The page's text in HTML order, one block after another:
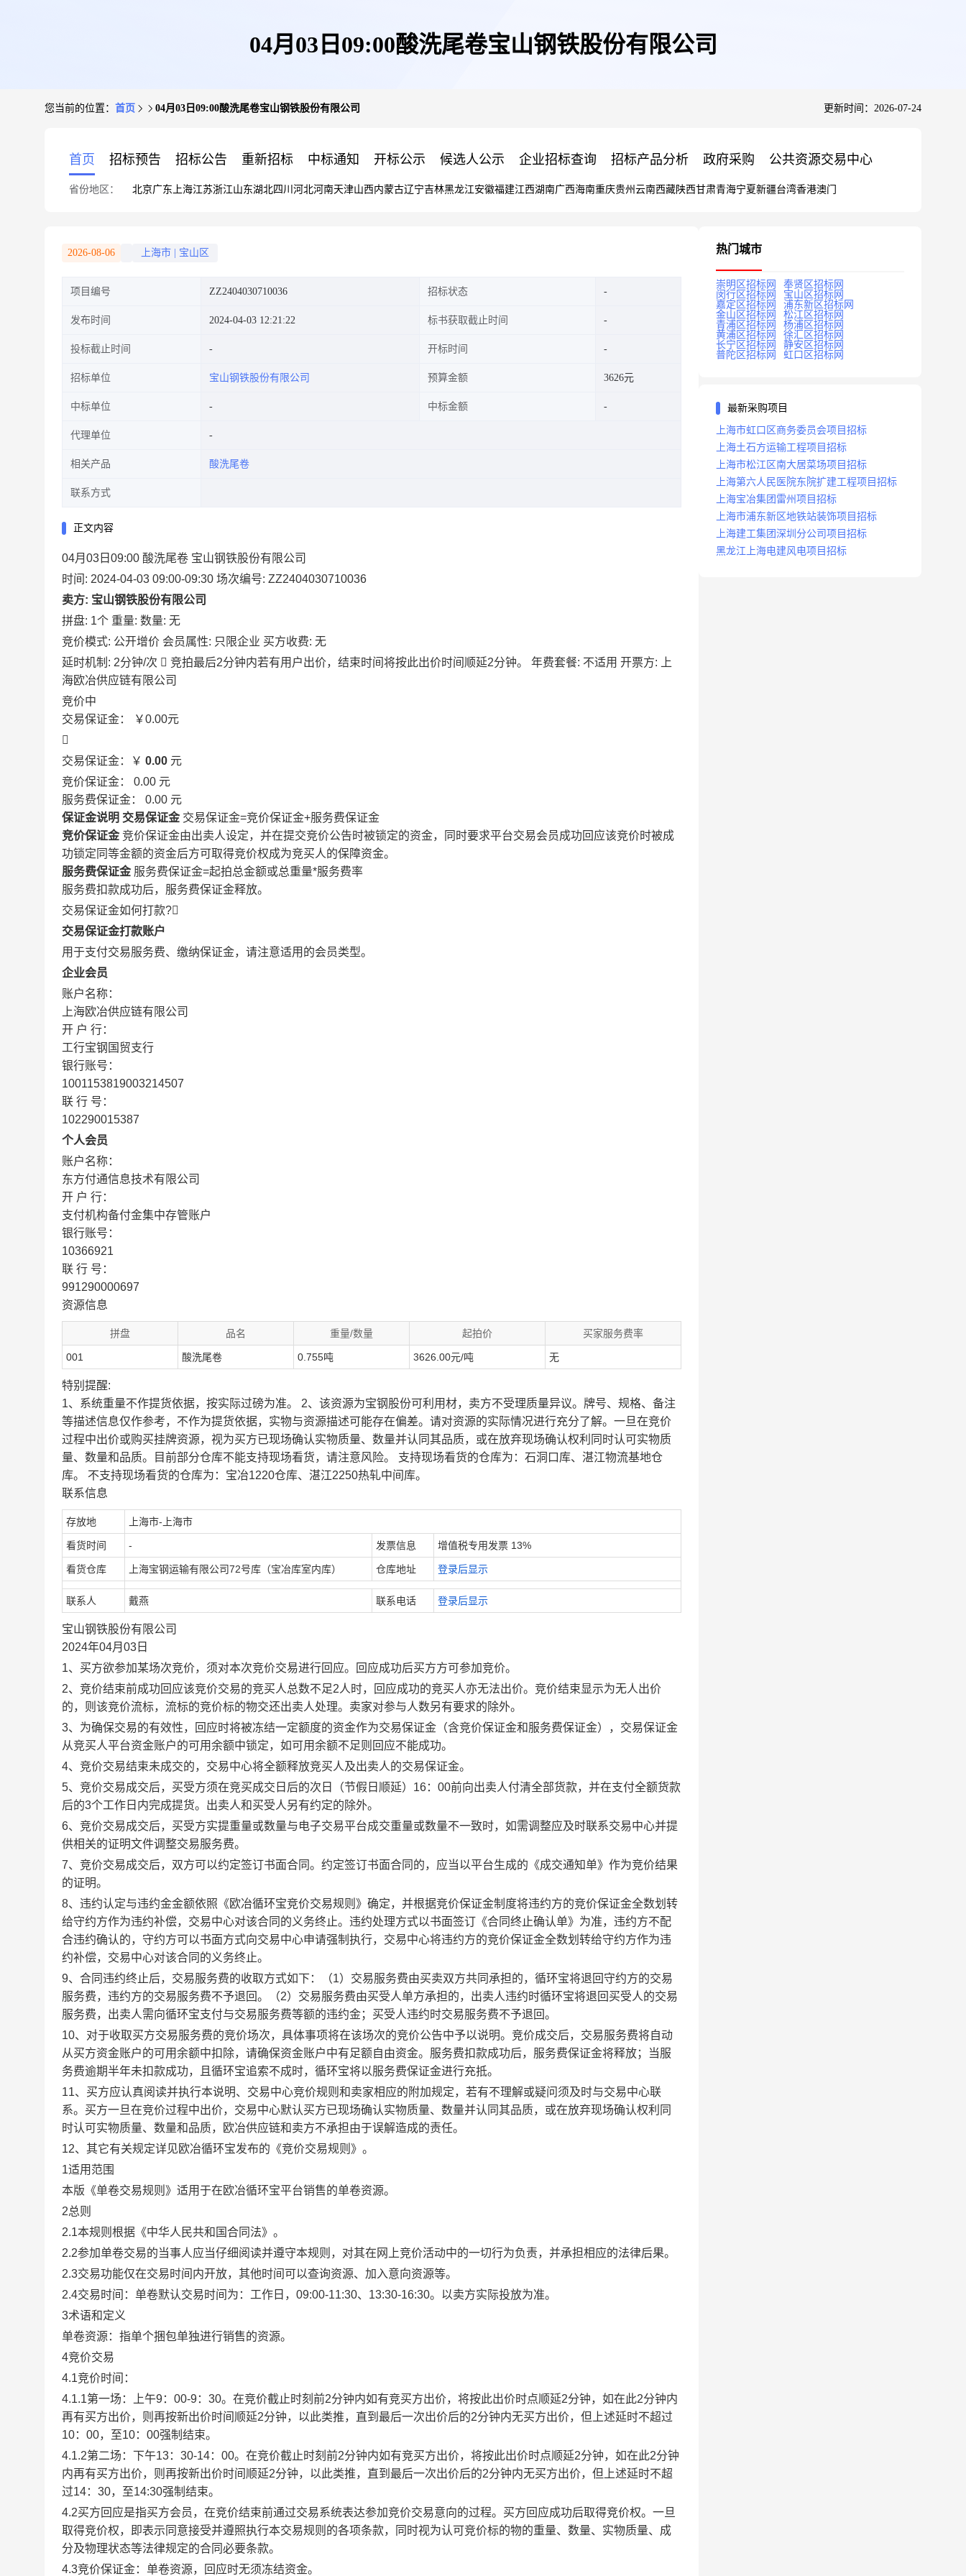
04月03日09:00酸洗尾卷宝山钢铁股份有限公司
您当前的位置： 首页 04月03日09:00酸洗尾卷宝山钢铁股份有限公司 更新时间：2026-07-24
首页 招标预告 招标公告 重新招标 中标通知 开标公示 候选人公示 企业招标查询 招标产品分析 政府采购 公共资源交易中心
省份地区： 北京广东 上海江苏浙江山东湖北四川 河北河南天津山西内蒙古辽宁吉林黑龙江安徽福建江西湖南广西海南重庆贵州 云南西藏陕西甘肃青海宁夏新疆台湾香港澳门
2026-08-06 上海市 宝山区
项目编号 ZZ2404030710036 招标状态
发布时间 2024-04-03 12:21:22 标书获取截止时间
投标截止时间 开标时间
招标单位 宝山钢铁股份有限公司 预算金额 3626元
中标单位 中标金额
代理单位
相关产品 酸洗尾卷
联系方式
正文内容
04月03日09:00 酸洗尾卷 宝山钢铁股份有限公司
时间: 2024-04-03 09:00-09:30 场次编号: ZZ2404030710036
卖方: 宝山钢铁股份有限公司
拼盘: 1个 重量: 数量: 无
竞价模式: 公开增价 会员属性: 只限企业 买方收费: 无
延时机制: 2分钟/次  竞拍最后2分钟内若有用户出价，结束时间将按此出价时间顺延2分钟。 年费套餐: 不适用 开票方: 上
海欧冶供应链有限公司
竞价中
交易保证金：
￥0.00元

交易保证金：￥ 0.00 元
竞价保证金： 0.00 元
服务费保证金： 0.00 元
保证金说明 交易保证金 交易保证金=竞价保证金+服务费保证金
竞价保证金 竞价保证金由出卖人设定，并在提交竞价公告时被锁定的资金，同时要求平台交易会员成功回应该竞价时被成
功锁定同等金额的资金后方可取得竞价权成为竞买人的保障资金。
服务费保证金 服务费保证金=起拍总金额或总重量*服务费率
服务费扣款成功后，服务费保证金释放。
交易保证金如何打款?
交易保证金打款账户
用于支付交易服务费、缴纳保证金，请注意适用的会员类型。
企业会员
账户名称：
上海欧冶供应链有限公司
开 户 行：
工行宝钢国贸支行
银行账号：
1001153819003214507
联 行 号：
102290015387
个人会员
账户名称：
东方付通信息技术有限公司
开 户 行：
支付机构备付金集中存管账户
银行账号：
10366921
联 行 号：
991290000697
资源信息
拼盘 品名 重量/数量 起拍价 买家服务费率
001 酸洗尾卷 0.755吨 3626.00元/吨 无
特别提醒:
1、系统重量不作提货依据，按实际过磅为准。 2、该资源为宝钢股份可利用材，卖方不受理质量异议。牌号、规格、备注
等描述信息仅作参考，不作为提货依据，实物与资源描述可能存在偏差。请对资源的实际情况进行充分了解。一旦在竞价
过程中出价或购买挂牌资源，视为买方已现场确认实物质量、数量并认同其品质，或在放弃现场确认权利同时认可实物质
量、数量和品质。目前部分仓库不能支持现场看货，请注意风险。 支持现场看货的仓库为：石洞口库、湛江物流基地仓
库。 不支持现场看货的仓库为：宝冶1220仓库、湛江2250热轧中间库。
联系信息
存放地 上海市-上海市
看货时间 - 发票信息 增值税专用发票 13%
看货仓库 上海宝钢运输有限公司72号库（宝冶库室内库） 仓库地址 登录后显示
联系人 戴燕 联系电话 登录后显示
宝山钢铁股份有限公司
2024年04月03日
1、买方欲参加某场次竞价，须对本次竞价交易进行回应。回应成功后买方方可参加竞价。
2、竞价结束前成功回应该竞价交易的竞买人总数不足2人时，回应成功的竞买人亦无法出价。竞价结束显示为无人出价
的，则该竞价流标，流标的竞价标的物交还出卖人处理。卖家对参与人数另有要求的除外。
3、为确保交易的有效性，回应时将被冻结一定额度的资金作为交易保证金（含竞价保证金和服务费保证金），交易保证金
从竞买人平台资金账户的可用余额中锁定，如可用余额不足则回应不能成功。
4、竞价交易结束未成交的，交易中心将全额释放竞买人及出卖人的交易保证金。
5、竞价交易成交后，买受方须在竞买成交日后的次日（节假日顺延）16：00前向出卖人付清全部货款，并在支付全额货款
后的3个工作日内完成提货。出卖人和买受人另有约定的除外。
6、竞价交易成交后，买受方实提重量或数量与电子交易平台成交重量或数量不一致时，如需调整应及时联系交易中心并提
供相关的证明文件调整交易服务费。
7、竞价交易成交后，双方可以约定签订书面合同。约定签订书面合同的，应当以平台生成的《成交通知单》作为竞价结果
的证明。
8、违约认定与违约金金额依照《欧冶循环宝竞价交易规则》确定，并根据竞价保证金制度将违约方的竞价保证金全数划转
给守约方作为违约补偿，交易中心对该合同的义务终止。违约处理方式以书面签订《合同终止确认单》为准，违约方不配
合违约确认的，守约方可以书面方式向交易中心申请强制执行，交易中心将违约方的竞价保证金全数划转给守约方作为违
约补偿，交易中心对该合同的义务终止。
9、合同违约终止后，交易服务费的收取方式如下：（1）交易服务费由买卖双方共同承担的，循环宝将退回守约方的交易
服务费，违约方的交易服务费不予退回。（2）交易服务费由买受人单方承担的，出卖人违约时循环宝将退回买受人的交易
服务费，出卖人需向循环宝支付与交易服务费等额的违约金；买受人违约时交易服务费不予退回。
10、对于收取买方交易服务费的竞价场次，具体事项将在该场次的竞价公告中予以说明。竞价成交后，交易服务费将自动
从买方资金账户的可用余额中扣除，请确保资金账户中有足额自由资金。服务费扣款成功后，服务费保证金将释放；当服
务费逾期半年未扣款成功，且循环宝追索不成时，循环宝将以服务费保证金进行充抵。
11、买方应认真阅读并执行本说明、交易中心竞价规则和卖家相应的附加规定，若有不理解或疑问须及时与交易中心联
系。买方一旦在竞价过程中出价，交易中心默认买方已现场确认实物质量、数量并认同其品质，或在放弃现场确认权利同
时认可实物质量、数量和品质，欧冶供应链和卖方不承担由于误解造成的责任。
12、其它有关规定详见欧冶循环宝发布的《竞价交易规则》。
1适用范围
本版《单卷交易规则》适用于在欧冶循环宝平台销售的单卷资源。
2总则
2.1本规则根据《中华人民共和国合同法》。
2.2参加单卷交易的当事人应当仔细阅读并遵守本规则，对其在网上竞价活动中的一切行为负责，并承担相应的法律后果。
2.3交易功能仅在交易时间内开放，其他时间可以查询资源、加入意向资源等。
2.4交易时间：单卷默认交易时间为：工作日，09:00-11:30、13:30-16:30。以卖方实际投放为准。
3术语和定义
单卷资源：指单个捆包单独进行销售的资源。
4竞价交易
4.1竞价时间：
4.1.1第一场：上午9：00-9：30。在竞价截止时刻前2分钟内如有竞买方出价，将按此出价时点顺延2分钟，如在此2分钟内
再有买方出价，则再按新出价时间顺延2分钟，以此类推，直到最后一次出价后的2分钟内无买方出价，但上述延时不超过
10：00，至10：00强制结束。
4.1.2第二场：下午13：30-14：00。在竞价截止时刻前2分钟内如有竞买方出价，将按此出价时点顺延2分钟，如在此2分钟
内再有买方出价，则再按新出价时间顺延2分钟，以此类推，直到最后一次出价后的2分钟内无买方出价，但上述延时不超
过14：30，至14:30强制结束。
4.2买方回应是指买方会员，在竞价结束前通过交易系统表达参加竞价交易意向的过程。买方回应成功后取得竞价权。一旦
取得竞价权，即表示同意接受并遵照执行本交易规则的各项条款，同时视为认可竞价标的物的重量、数量、实物质量、成
分及物理状态等法律规定的合同必要条款。
4.3竞价保证金：单卷资源，回应时无须冻结资金。
热门城市
崇明区招标网
奉贤区招标网
闵行区招标网
宝山区招标网
嘉定区招标网
浦东新区招标网
金山区招标网
松江区招标网
青浦区招标网
杨浦区招标网
黄浦区招标网
徐汇区招标网
长宁区招标网
静安区招标网
普陀区招标网
虹口区招标网
最新采购项目
上海市虹口区商务委员会项目招标
上海土石方运输工程项目招标
上海市松江区南大居菜场项目招标
上海第六人民医院东院扩建工程项目招标
上海宝冶集团雷州项目招标
上海市浦东新区地铁站装饰项目招标
上海建工集团深圳分公司项目招标
黑龙江上海电建风电项目招标